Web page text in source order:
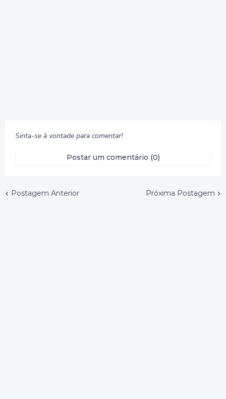
Sinta-se à vontade para comentar!
Postar um comentário (0)
Postagem Anterior Próxima Postagem